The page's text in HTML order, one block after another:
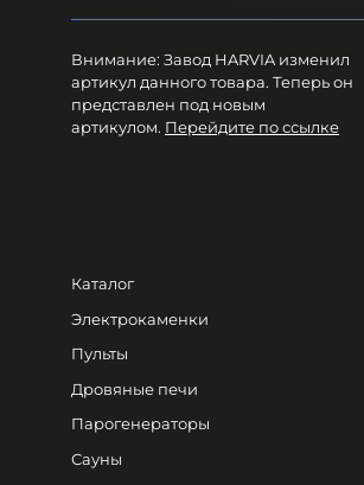
Внимание: Завод HARVIA изменил
артикул данного товара. Теперь он
представлен под новым
артикулом. Перейдите по ссылке
Каталог
Электрокаменки
Пульты
Дровяные печи
Парогенераторы
Сауны